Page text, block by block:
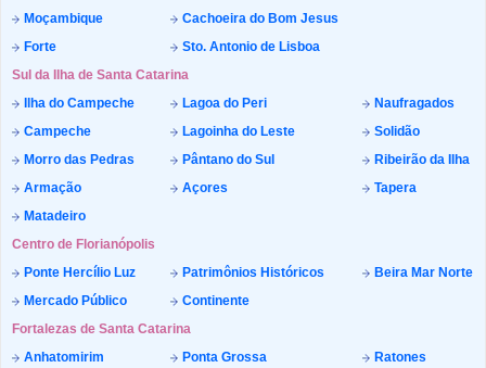
Moçambique
Cachoeira do Bom Jesus
Forte
Sto. Antonio de Lisboa
Sul da Ilha de Santa Catarina
Ilha do Campeche
Lagoa do Peri
Naufragados
Campeche
Lagoinha do Leste
Solidão
Morro das Pedras
Pântano do Sul
Ribeirão da Ilha
Armação
Açores
Tapera
Matadeiro
Centro de Florianópolis
Ponte Hercílio Luz
Patrimônios Históricos
Beira Mar Norte
Mercado Público
Continente
Fortalezas de Santa Catarina
Anhatomirim
Ponta Grossa
Ratones